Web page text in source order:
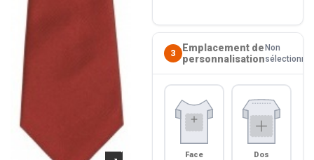
3
Emplacement de
personnalisation
Non
sélectionné
Face Dos